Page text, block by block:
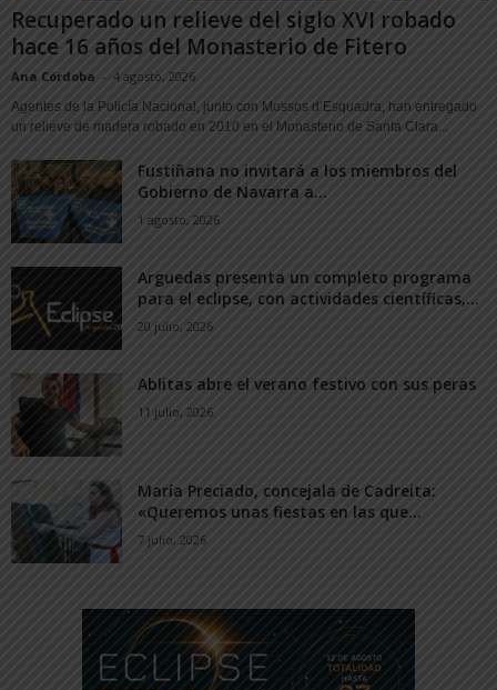
Recuperado un relieve del siglo XVI robado
hace 16 años del Monasterio de Fitero
Ana Córdoba - 4 agosto, 2026
Agentes de la Policía Nacional, junto con Mossos d’Esquadra, han entregado
un relieve de madera robado en 2010 en el Monasterio de Santa Clara...
Fustiñana no invitará a los miembros del
Gobierno de Navarra a...
1 agosto, 2026
Arguedas presenta un completo programa
para el eclipse, con actividades científicas,...
20 julio, 2026
Ablitas abre el verano festivo con sus peras
11 julio, 2026
María Preciado, concejala de Cadreita:
«Queremos unas fiestas en las que...
7 julio, 2026